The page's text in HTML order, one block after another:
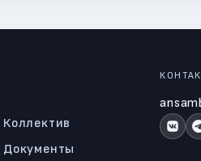
Коллектив
Документы